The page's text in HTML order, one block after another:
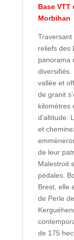
Base
Morbihan
Traversant
reliefs des
panorama
diversifiés.
vallée et
de granit
kilomètres
d’altitude.
et
de leur
Malestroit
pédales.
Brest, elle
de Perle
de 175